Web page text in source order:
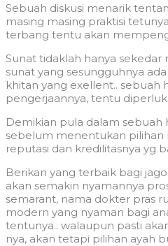
Sebuah diskusi menarik
masing masing praktisi
terbang tentu akan
Sunat tidaklah hanya
sunat yang sesungguhnya
khitan yang exellent.. sebuah
pengerjaannya, tentu
Demikian pula dalam sebuah
sebelum menentukan pilihan
reputasi dan kredilitasnya yg
Berikan yang terbaik bagi
akan semakin nyamannya
semarant, nama dokter pras
modern yang nyaman bagi
tentunya.. walaupun pasti
nya, akan tetapi pilihan ayah